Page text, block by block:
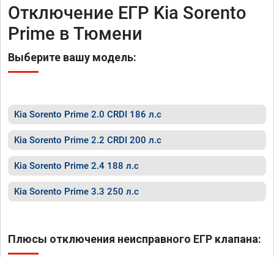
Отключение ЕГР Kia Sorento
Prime в Тюмени
Выберите вашу модель:
Kia Sorento Prime 2.0 CRDI 186 л.с
Kia Sorento Prime 2.2 CRDI 200 л.с
Kia Sorento Prime 2.4 188 л.с
Kia Sorento Prime 3.3 250 л.с
Плюсы отключения неисправного ЕГР клапана: